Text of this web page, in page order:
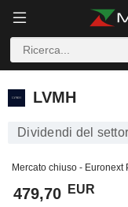
LVMH
LVMH
Dividendi del
Mercato chiuso - Euronext
479,70 EUR